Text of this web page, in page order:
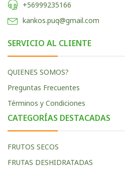
+56999235166
kankos.puq@gmail.com
SERVICIO AL CLIENTE
QUIENES SOMOS?
Preguntas Frecuentes
Términos y Condiciones
CATEGORÍAS DESTACADAS
FRUTOS SECOS
FRUTAS DESHIDRATADAS